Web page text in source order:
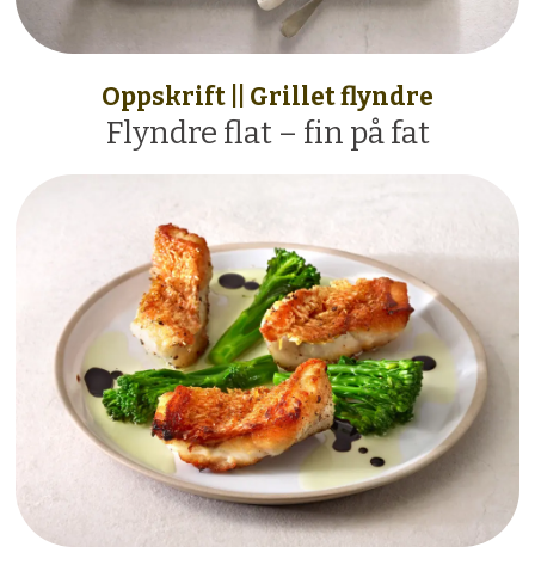
Oppskrift || Grillet flyndre
Flyndre flat – fin på fat